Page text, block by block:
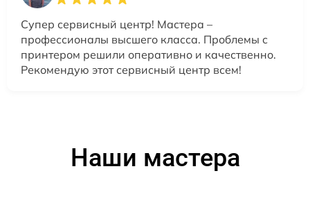
Супер сервисный центр! Мастера –
профессионалы высшего класса. Проблемы с
принтером решили оперативно и качественно.
Рекомендую этот сервисный центр всем!
Наши мастера